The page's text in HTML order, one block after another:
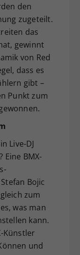
den
zugeteilt.
das
gewinnt
von Red
dass es
gibt –
Punkt zum
Live-DJ
Eine BMX-
Bojic
zum
was man
kann.
Künstler
und